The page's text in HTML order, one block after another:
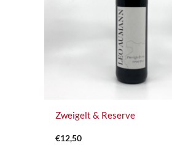
Zweigelt & Reserve
€12,50